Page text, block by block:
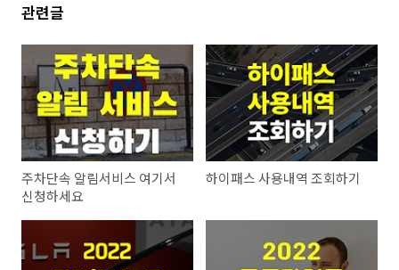
관련글
주차단속 알림서비스 여기서
신청하세요
하이패스 사용내역 조회하기